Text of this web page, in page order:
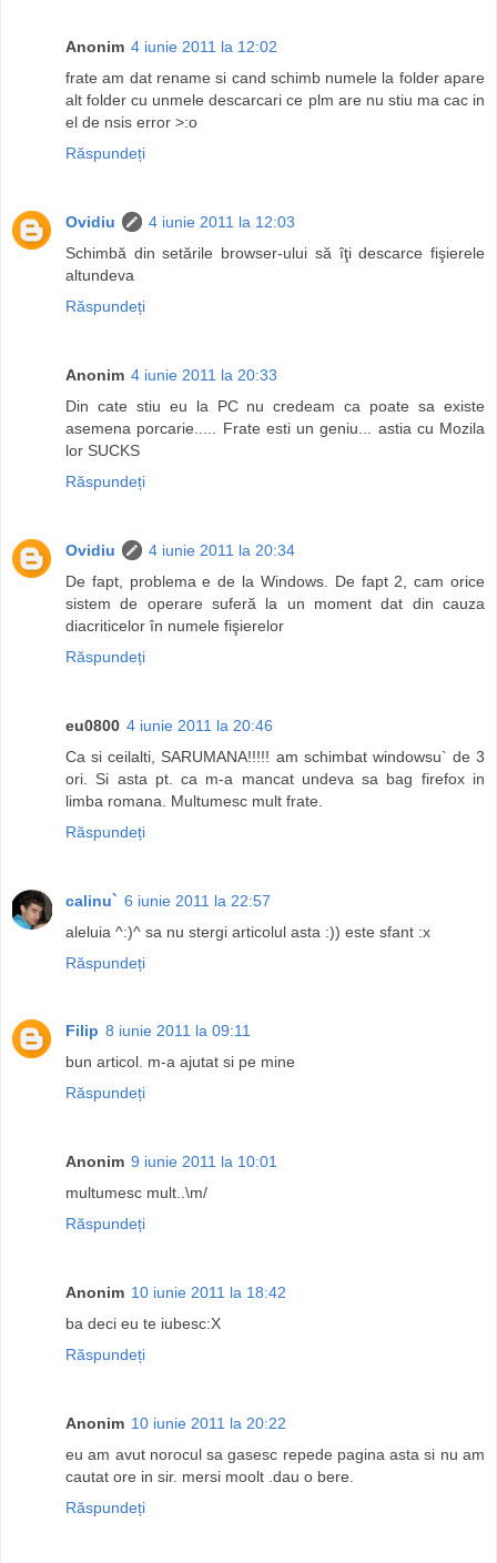
Anonim 4 iunie 2011 la 12:02
frate am dat rename si cand schimb numele la folder apare
alt folder cu unmele descarcari ce plm are nu stiu ma cac in
el de nsis error >:o
Răspundeți
Ovidiu
4 iunie 2011 la 12:03
Schimbă din setările browser-ului să îţi descarce fişierele
altundeva
Răspundeți
Anonim 4 iunie 2011 la 20:33
Din cate stiu eu la PC nu credeam ca poate sa existe
asemena porcarie..... Frate esti un geniu... astia cu Mozila
lor SUCKS
Răspundeți
Ovidiu
4 iunie 2011 la 20:34
De fapt, problema e de la Windows. De fapt 2, cam orice
sistem de operare suferă la un moment dat din cauza
diacriticelor în numele fişierelor
Răspundeți
eu0800 4 iunie 2011 la 20:46
Ca si ceilalti, SARUMANA!!!!! am schimbat windowsu` de 3
ori. Si asta pt. ca m-a mancat undeva sa bag firefox in
limba romana. Multumesc mult frate.
Răspundeți
calinu` 6 iunie 2011 la 22:57
aleluia ^:)^ sa nu stergi articolul asta :)) este sfant :x
Răspundeți
Filip 8 iunie 2011 la 09:11
bun articol. m-a ajutat si pe mine
Răspundeți
Anonim 9 iunie 2011 la 10:01
multumesc mult..\m/
Răspundeți
Anonim 10 iunie 2011 la 18:42
ba deci eu te iubesc:X
Răspundeți
Anonim 10 iunie 2011 la 20:22
eu am avut norocul sa gasesc repede pagina asta si nu am
cautat ore in sir. mersi moolt .dau o bere.
Răspundeți